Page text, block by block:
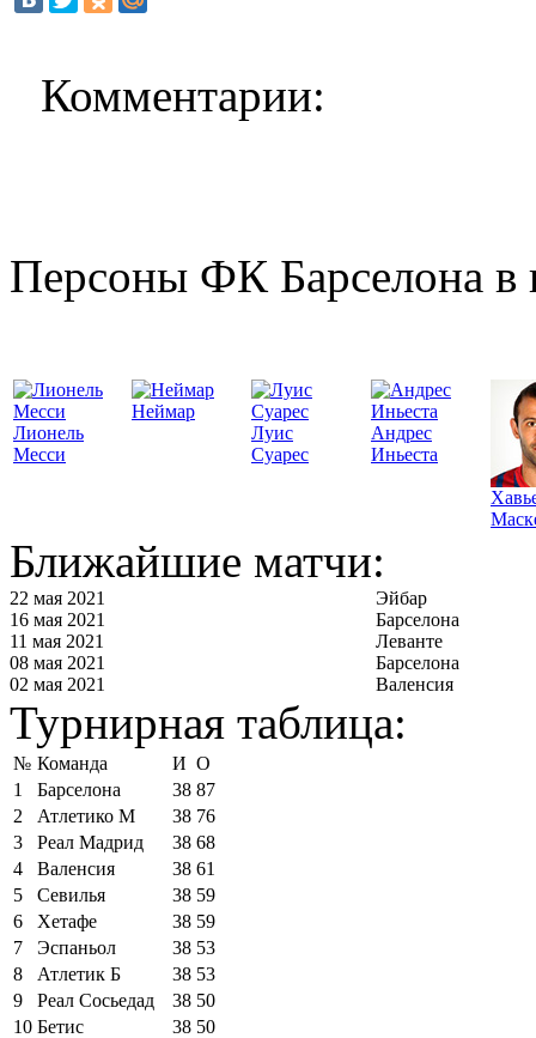
Комментарии:
Персоны ФК Барселона в
Лионель
Месси
Неймар
Луис
Суарес
Андрес
Иньеста
Ближайшие матчи:
22 мая 2021
Эйбар
16 мая 2021
Барселона
11 мая 2021
Леванте
08 мая 2021
Барселона
02 мая 2021
Валенсия
Турнирная таблица:
№ Команда И О
1
Барселона 38 87
2
Атлетико М 38 76
3
Реал Мадрид 38 68
4
Валенсия 38 61
5
Севилья 38 59
6
Хетафе 38 59
7
Эспаньол 38 53
8
Атлетик Б 38 53
9
Реал Сосьедад 38 50
10 Бетис 38 50